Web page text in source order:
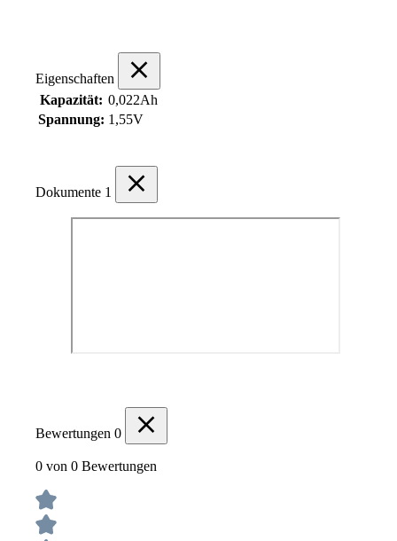
Eigenschaften
Kapazität: 0,022Ah
Spannung: 1,55V
Dokumente 1
Bewertungen 0
0 von 0 Bewertungen